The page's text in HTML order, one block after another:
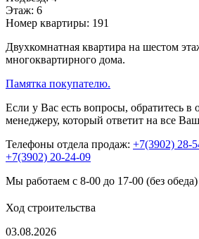
Этаж: 6
Номер квартиры: 191
Двухкомнатная квартира на шестом
многоквартирного дома.
Памятка покупателю.
Если у Вас есть вопросы, обратитесь
менеджеру, который ответит на все
Телефоны отдела продаж: +7(3902) 28-
+7(3902) 20-24-09
Мы работаем с 8-00 до 17-00 (без обеда)
Ход строительства
03.08.2026